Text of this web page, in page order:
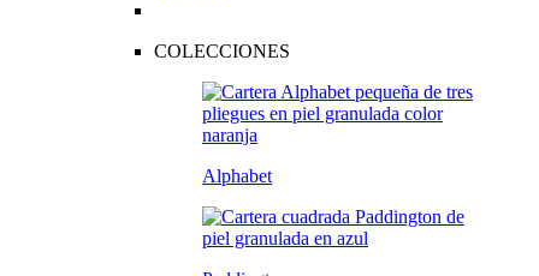
COLECCIONES
Alphabet